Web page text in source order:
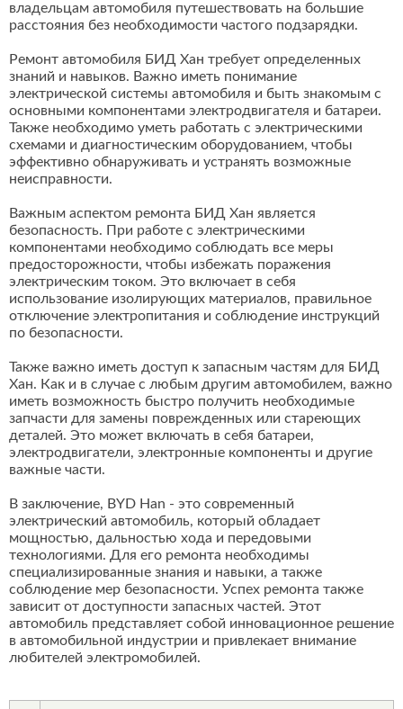
владельцам автомобиля путешествовать на большие
расстояния без необходимости частого подзарядки.
Ремонт автомобиля БИД Хан требует определенных
знаний и навыков. Важно иметь понимание
электрической системы автомобиля и быть знакомым с
основными компонентами электродвигателя и батареи.
Также необходимо уметь работать с электрическими
схемами и диагностическим оборудованием, чтобы
эффективно обнаруживать и устранять возможные
неисправности.
Важным аспектом ремонта БИД Хан является
безопасность. При работе с электрическими
компонентами необходимо соблюдать все меры
предосторожности, чтобы избежать поражения
электрическим током. Это включает в себя
использование изолирующих материалов, правильное
отключение электропитания и соблюдение инструкций
по безопасности.
Также важно иметь доступ к запасным частям для БИД
Хан. Как и в случае с любым другим автомобилем, важно
иметь возможность быстро получить необходимые
запчасти для замены поврежденных или стареющих
деталей. Это может включать в себя батареи,
электродвигатели, электронные компоненты и другие
важные части.
В заключение, BYD Han - это современный
электрический автомобиль, который обладает
мощностью, дальностью хода и передовыми
технологиями. Для его ремонта необходимы
специализированные знания и навыки, а также
соблюдение мер безопасности. Успех ремонта также
зависит от доступности запасных частей. Этот
автомобиль представляет собой инновационное решение
в автомобильной индустрии и привлекает внимание
любителей электромобилей.